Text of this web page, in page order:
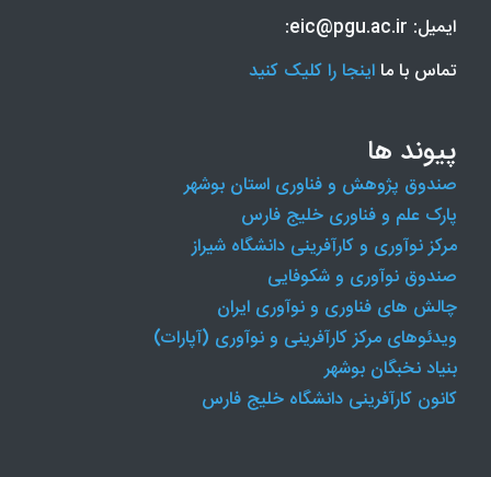
ایمیل: eic@pgu.ac.ir:
تماس با ما اینجا را کلیک کنید
پیوند ها
صندوق پژوهش و فناوری استان بوشهر
پارک علم و فناوری خلیج فارس
مرکز نوآوری و کارآفرینی دانشگاه شیراز
صندوق نوآوری و شکوفایی
چالش های فناوری و نوآوری ایران
ویدئوهای مرکز کارآفرینی و نوآوری (آپارات)
بنیاد نخبگان بوشهر
کانون کارآفرینی دانشگاه خلیج فارس